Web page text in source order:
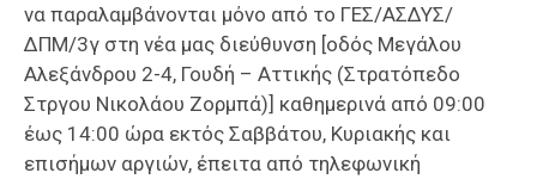
να παραλαμβάνονται μόνο από το ΓΕΣ/ΑΣΔΥΣ/
ΔΠΜ/3γ στη νέα μας διεύθυνση [οδός Μεγάλου
Αλεξάνδρου 2-4, Γουδή – Αττικής (Στρατόπεδο
Στργου Νικολάου Ζορμπά)] καθημερινά από 09:00
έως 14:00 ώρα εκτός Σαββάτου, Κυριακής και
επισήμων αργιών, έπειτα από τηλεφωνική